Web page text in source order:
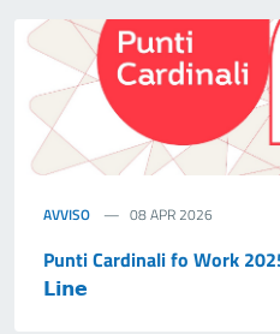
AVVISO 08 APR 2026
Punti Cardinali fo Work
𝗟𝗶𝗻𝗲